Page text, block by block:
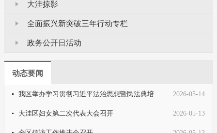
大洼掠影
全面振兴新突破三年行动专栏
政务公开日活动
动态要闻
2026-05-14
大洼区妇女第二次代表大会召开 2026-05-13